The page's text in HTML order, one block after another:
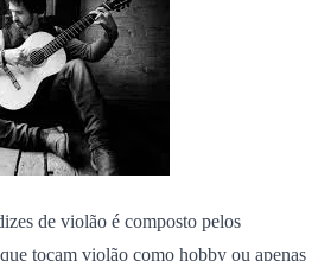
de violão é composto pelos
tocam violão como hobby ou apenas